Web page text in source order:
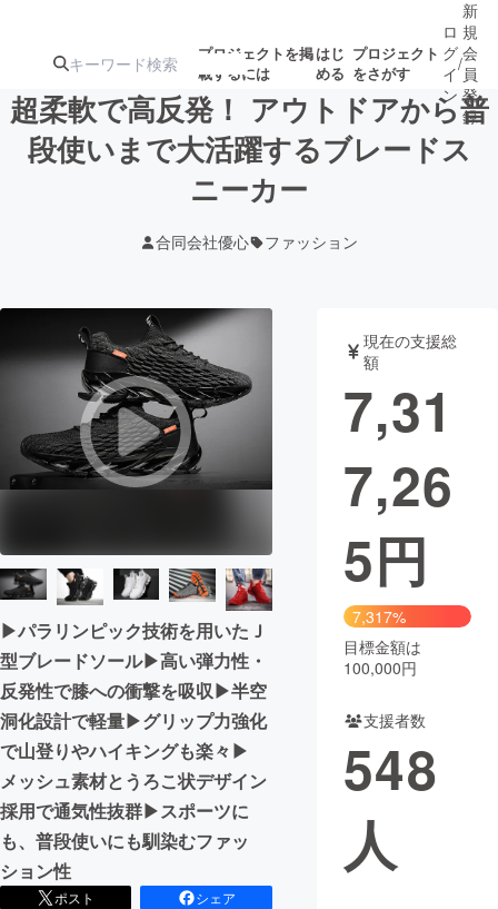
プロジェクトを掲
載するには
はじ
める
プロジェクト
をさがす
注目の新着プロ募集終了が近いプ
テクノロジー・ガジェット
映像・映画 書籍・雑誌
ビジネス・起業 チャレンジ
CAMPFIRE for Social Good CAMPFIRE Creation
CAMPFIREふるさと納税machi-ya コミュニティ
ロ
グ
イ
ン
/
新
規
会
員
登
録
超柔軟で高反発！ アウトドアから普
段使いまで大活躍するブレードス
ニーカー
合同会社優心 ファッション
▶パラリンピック技術を用いたＪ
型ブレードソール▶高い弾力性・
反発性で膝への衝撃を吸収▶半空
洞化設計で軽量▶グリップ力強化
で山登りやハイキングも楽々▶
メッシュ素材とうろこ状デザイン
採用で通気性抜群▶スポーツに
も、普段使いにも馴染むファッ
ション性
ポスト
シェア
現在の支援総
額
7,31
7,26
5円
7,317%
目標金額は
100,000円
支援者数
548
人